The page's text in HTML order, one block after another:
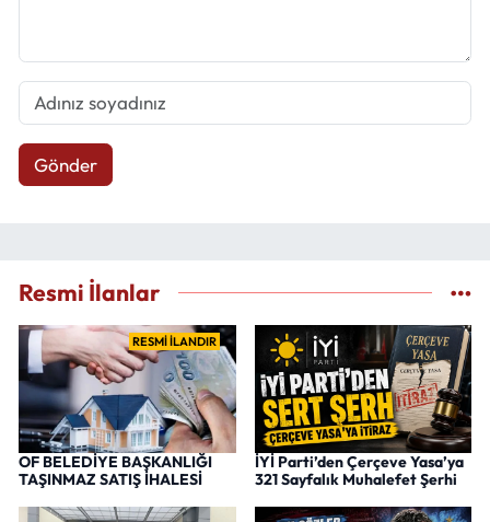
Gönder
Resmi İlanlar
RESMİ İLANDIR
OF BELEDİYE BAŞKANLIĞI
TAŞINMAZ SATIŞ İHALESİ
İYİ Parti’den Çerçeve Yasa’ya
321 Sayfalık Muhalefet Şerhi